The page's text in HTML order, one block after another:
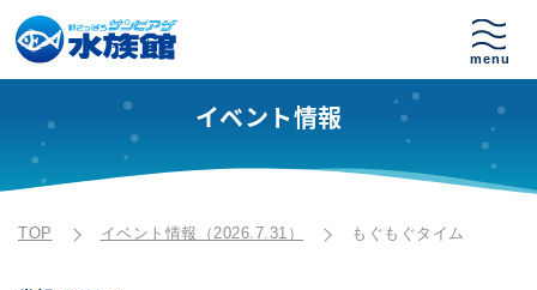
イベント情報
TOP イベント情報（2026.7.31） もぐもぐタイム